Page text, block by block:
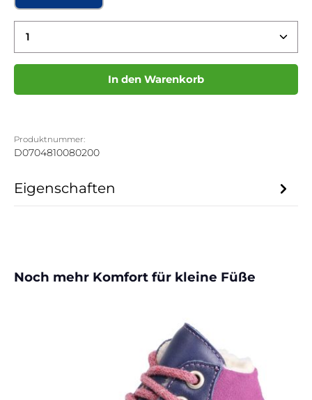
Produkt Anzahl: Gib den gewünschten Wert
In den Warenkorb
Produktnummer:
D0704810080200
Eigenschaften
Produktgalerie überspringen
Noch mehr Komfort für kleine Füße